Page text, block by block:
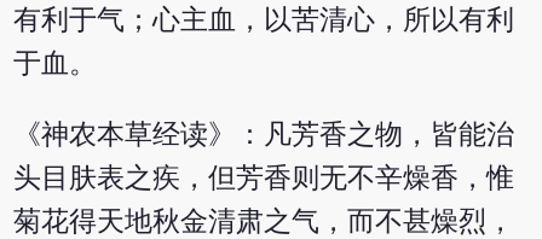
有利于气；心主血，以苦清心，所以有利
于血。
《神农本草经读》：凡芳香之物，皆能治
头目肤表之疾，但芳香则无不辛燥香，惟
菊花得天地秋金清肃之气，而不甚燥烈，